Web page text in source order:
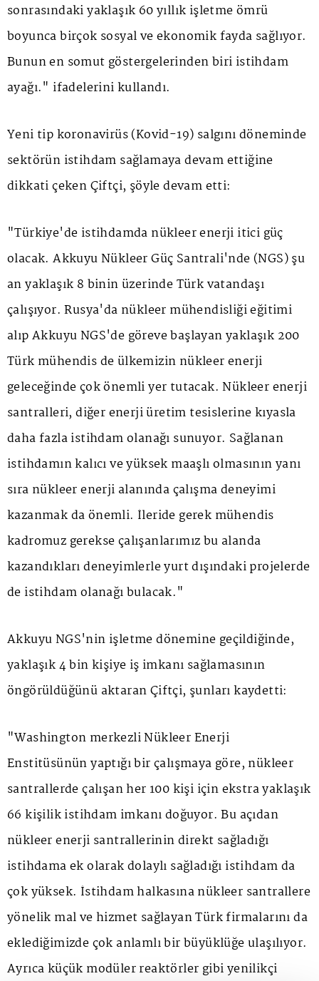
sonrasındaki yaklaşık 60 yıllık işletme ömrü
boyunca birçok sosyal ve ekonomik fayda sağlıyor.
Bunun en somut göstergelerinden biri istihdam
ayağı." ifadelerini kullandı.
Yeni tip koronavirüs (Kovid-19) salgını döneminde
sektörün istihdam sağlamaya devam ettiğine
dikkati çeken Çiftçi, şöyle devam etti:
"Türkiye'de istihdamda nükleer enerji itici güç
olacak. Akkuyu Nükleer Güç Santrali'nde (NGS) şu
an yaklaşık 8 binin üzerinde Türk vatandaşı
çalışıyor. Rusya'da nükleer mühendisliği eğitimi
alıp Akkuyu NGS'de göreve başlayan yaklaşık 200
Türk mühendis de ülkemizin nükleer enerji
geleceğinde çok önemli yer tutacak. Nükleer enerji
santralleri, diğer enerji üretim tesislerine kıyasla
daha fazla istihdam olanağı sunuyor. Sağlanan
istihdamın kalıcı ve yüksek maaşlı olmasının yanı
sıra nükleer enerji alanında çalışma deneyimi
kazanmak da önemli. İleride gerek mühendis
kadromuz gerekse çalışanlarımız bu alanda
kazandıkları deneyimlerle yurt dışındaki projelerde
de istihdam olanağı bulacak."
Akkuyu NGS'nin işletme dönemine geçildiğinde,
yaklaşık 4 bin kişiye iş imkanı sağlamasının
öngörüldüğünü aktaran Çiftçi, şunları kaydetti:
"Washington merkezli Nükleer Enerji
Enstitüsünün yaptığı bir çalışmaya göre, nükleer
santrallerde çalışan her 100 kişi için ekstra yaklaşık
66 kişilik istihdam imkanı doğuyor. Bu açıdan
nükleer enerji santrallerinin direkt sağladığı
istihdama ek olarak dolaylı sağladığı istihdam da
çok yüksek. İstihdam halkasına nükleer santrallere
yönelik mal ve hizmet sağlayan Türk firmalarını da
eklediğimizde çok anlamlı bir büyüklüğe ulaşılıyor.
Ayrıca küçük modüler reaktörler gibi yenilikçi